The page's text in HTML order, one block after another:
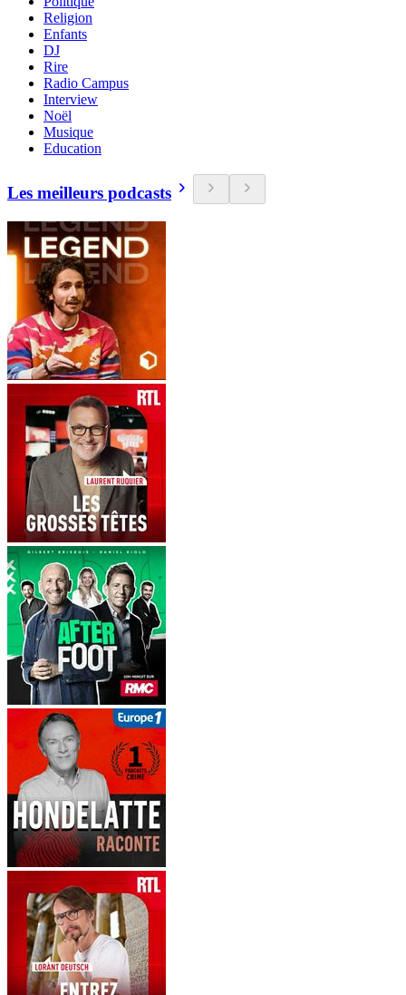
Religion
Enfants
DJ
Rire
Radio Campus
Interview
Noël
Musique
Education
Les meilleurs podcasts